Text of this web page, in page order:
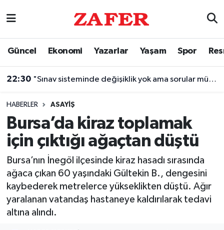
Güncel Ekonomi Yazarlar Yaşam Spor
22:30 "Sınav sisteminde değişiklik yok ama sorular müfredata uygun hale gelecek"
HABERLER ASAYIŞ
Bursa’da kiraz toplamak
için çıktığı ağaçtan düştü
Bursa’nın İnegöl ilçesinde kiraz hasadı sırasında
ağaca çıkan 60 yaşındaki Gültekin B., dengesini
kaybederek metrelerce yükseklikten düştü. Ağır
yaralanan vatandaş hastaneye kaldırılarak tedavi
altına alındı.
Nöbetçi Eczaneler
Trafik Durumu
Süper Lig Puan Durumu ve Fikstür
Tüm Manşetler
Son Dakika Haberleri
Haber Arşivi